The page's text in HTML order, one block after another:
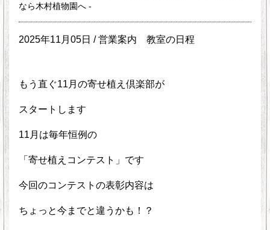
なら木村植物園へ -
2025年11月05日 /営業案内 教室の日程
もう直ぐ11月の寄せ植え倶楽部が
スタートします
11月は毎年恒例の
「寄せ植えコンテスト」です
今回のコンテストの表彰内容は
ちょっと今までと違うかも！？